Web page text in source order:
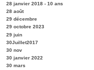
28 janvier 2018 - 10 ans
28 août
29 décembre
29 octobre 2023
29 juin
30Juillet2017
30 nov
30 janvier 2022
30 mars